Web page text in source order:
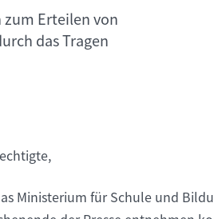
zum Erteilen von
das Tragen
Ministerium für Schule und